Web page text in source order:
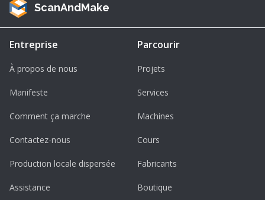
ScanAndMake
Entreprise
À propos de nous
Manifeste
Comment ça marche
Contactez-nous
Production locale dispersée
Assistance
Parcourir
Projets
Services
Machines
Cours
Fabricants
Boutique